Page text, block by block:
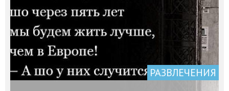
РАЗВЛЕЧЕНИЯ